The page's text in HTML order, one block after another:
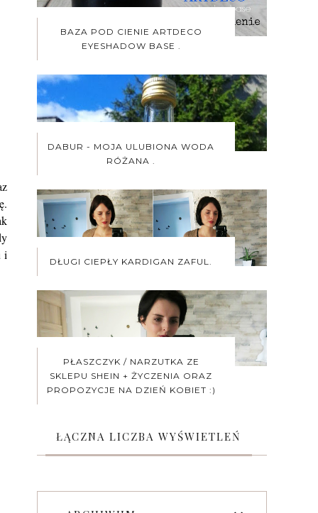
i
BAZA POD CIENIE ARTDECO
EYESHADOW BASE .
DABUR - MOJA ULUBIONA WODA
RÓŻANA .
DŁUGI CIEPŁY KARDIGAN ZAFUL.
PŁASZCZYK / NARZUTKA ZE
SKLEPU SHEIN + ŻYCZENIA ORAZ
PROPOZYCJE NA DZIEŃ KOBIET :)
ŁĄCZNA LICZBA WYŚWIETLEŃ